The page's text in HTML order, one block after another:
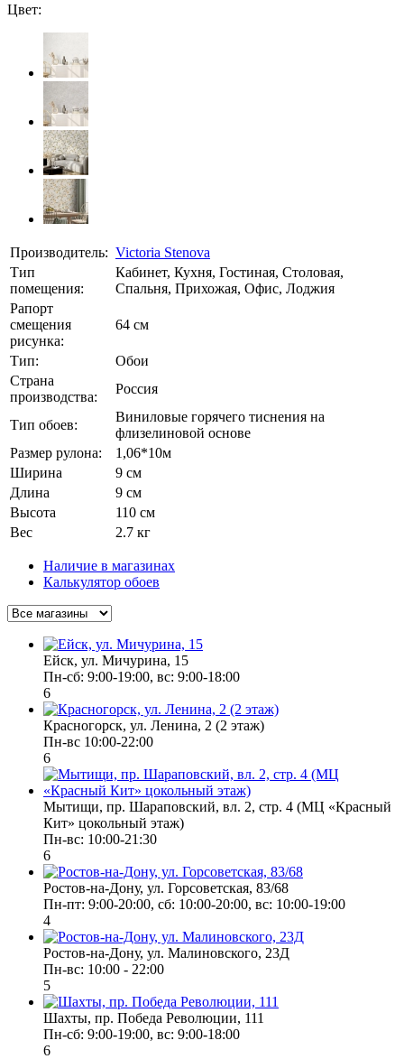
Цвет:
Производитель: Victoria Stenova
Тип
помещения:
Кабинет, Кухня, Гостиная, Столовая,
Спальня, Прихожая, Офис, Лоджия
Рапорт
смещения
рисунка:
64 см
Тип:
Обои
Страна
производства:
Россия
Тип обоев:
Виниловые горячего тиснения на
флизелиновой основе
Размер рулона:
1,06*10м
Ширина
9 см
Длина
9 см
Высота
110 см
Вес
2.7 кг
Наличие в магазинах
Калькулятор обоев
Ейск, ул. Мичурина, 15
Пн-cб: 9:00-19:00, вс: 9:00-18:00
6
Красногорск, ул. Ленина, 2 (2 этаж)
Пн-вс 10:00-22:00
6
Мытищи, пр. Шараповский, вл. 2, стр. 4 (МЦ «Красный
Кит» цокольный этаж)
Пн-вс: 10:00-21:30
6
Ростов-на-Дону, ул. Горсоветская, 83/68
Пн-пт: 9:00-20:00, сб: 10:00-20:00, вс: 10:00-19:00
4
Ростов-на-Дону, ул. Малиновского, 23Д
Пн-вс: 10:00 - 22:00
5
Шахты, пр. Победа Революции, 111
Пн-сб: 9:00-19:00, вс: 9:00-18:00
6